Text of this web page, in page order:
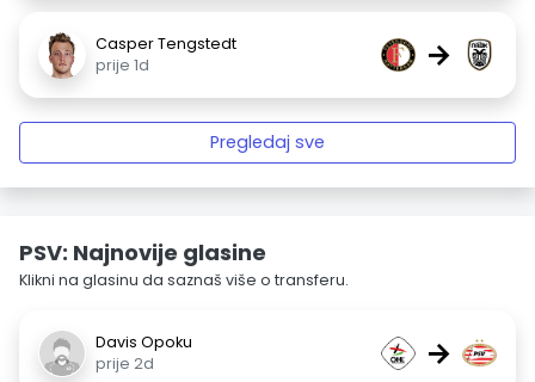
Casper Tengstedt
prije 1d
→
Pregledaj sve
PSV: Najnovije glasine
Klikni na glasinu da saznaš više o transferu.
Davis Opoku
prije 2d
→